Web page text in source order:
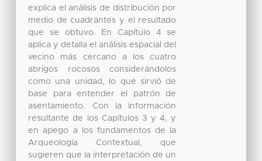
explica el análisis de distribución por
medio de cuadrantes y el resultado
que se obtuvo. En Capítulo 4 se
aplica y detalla el análisis espacial del
vecino más cercano a los cuatro
abrigos rocosos considerándolos
como una unidad, lo que sirvió de
base para entender el patrón de
asentamiento. Con la información
resultante de los Capítulos 3 y 4, y
en apego a los fundamentos de la
Arqueología Contextual, que
sugieren que la interpretación de un